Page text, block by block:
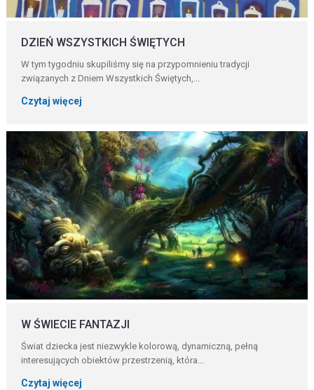
DZIEŃ WSZYSTKICH ŚWIĘTYCH
W tym tygodniu skupiliśmy się na przypomnieniu tradycji
związanych z Dniem Wszystkich Świętych,...
Czytaj więcej
W ŚWIECIE FANTAZJI
Świat dziecka jest niezwykle kolorową, dynamiczną, pełną
interesujących obiektów przestrzenią, która...
Czytaj więcej